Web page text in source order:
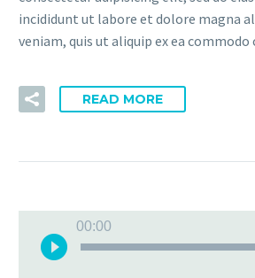
incididunt ut labore et dolore magna
veniam, quis ut aliquip ex ea commodo
READ MORE
Player
00:00